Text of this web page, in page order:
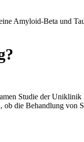
Amyloid-Beta und
Studie der
die Behandlung von